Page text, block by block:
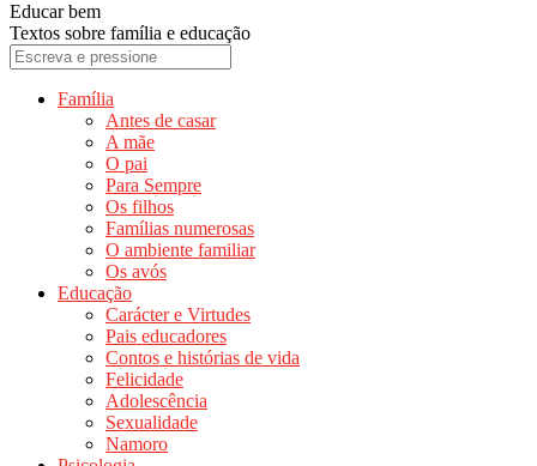
Educar bem
Textos sobre família e educação
Família
Antes de casar
A mãe
O pai
Para Sempre
Os filhos
Famílias numerosas
O ambiente familiar
Os avós
Educação
Carácter e Virtudes
Pais educadores
Contos e histórias de vida
Felicidade
Adolescência
Sexualidade
Namoro